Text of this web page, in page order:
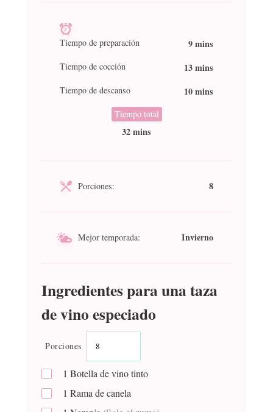
Tiempo de preparación 9 mins
Tiempo de cocción 13 mins
Tiempo de descanso 10 mins
Tiempo total
32 mins
Porciones: 8
Mejor temporada: Invierno
Ingredientes para una taza
de vino especiado
Porciones
1 Botella de vino tinto
1 Rama de canela